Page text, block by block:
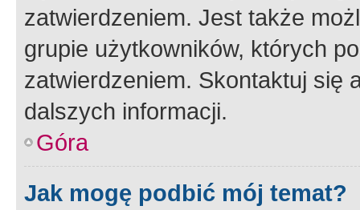
zatwierdzeniem. Jest także
grupie użytkowników, których
zatwierdzeniem. Skontaktuj się
dalszych informacji.
Góra
Jak mogę podbić mój temat?